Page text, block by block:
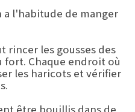
a l'habitude de manger
rincer les gousses des
fort. Chaque endroit où
les haricots et vérifier
être bouillis dans de